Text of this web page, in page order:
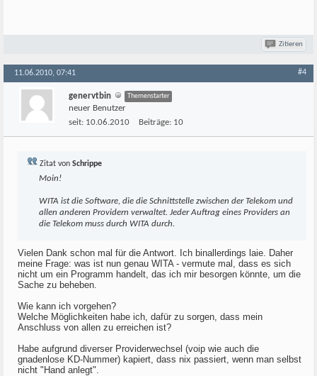
Zitieren
11.06.2010, 07:41 #4
genervtbin Themenstarter
neuer Benutzer
seit: 10.06.2010 Beiträge: 10
Zitat von Schrippe
Moin!
WITA ist die Software, die die Schnittstelle zwischen der Telekom und
allen anderen Providern verwaltet. Jeder Auftrag eines Providers an
die Telekom muss durch WITA durch.
Vielen Dank schon mal für die Antwort. Ich binallerdings laie. Daher
meine Frage: was ist nun genau WITA - vermute mal, dass es sich
nicht um ein Programm handelt, das ich mir besorgen könnte, um die
Sache zu beheben.
Wie kann ich vorgehen?
Welche Möglichkeiten habe ich, dafür zu sorgen, dass mein
Anschluss von allen zu erreichen ist?
Habe aufgrund diverser Providerwechsel (voip wie auch die
gnadenlose KD-Nummer) kapiert, dass nix passiert, wenn man selbst
nicht "Hand anlegt".